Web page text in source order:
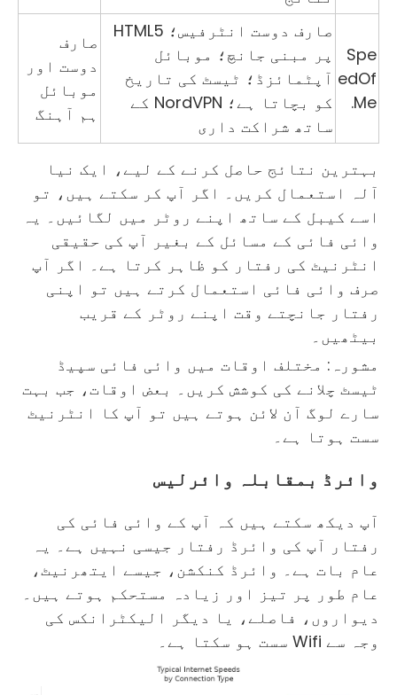
Spe
edOf
.Me
صارف دوست انٹرفیس؛ HTML5
پر مبنی جانچ؛ موبائل
آپٹمائزڈ؛ ٹیسٹ کی تاریخ
کو بچاتا ہے؛ NordVPN کے
ساتھ شراکت داری
صارف
دوست اور
موبائل
ہم آہنگ
بہترین نتائج حاصل کرنے کے لیے، ایک نیا
آلہ استعمال کریں۔ اگر آپ کر سکتے ہیں، تو
اسے کیبل کے ساتھ اپنے روٹر میں لگائیں۔ یہ
وائی فائی کے مسائل کے بغیر آپ کی حقیقی
انٹرنیٹ کی رفتار کو ظاہر کرتا ہے۔ اگر آپ
صرف وائی فائی استعمال کرتے ہیں تو اپنی
رفتار جانچتے وقت اپنے روٹر کے قریب
بیٹھیں۔
مشورہ: مختلف اوقات میں وائی فائی سپیڈ
ٹیسٹ چلانے کی کوشش کریں۔ بعض اوقات، جب بہت
سارے لوگ آن لائن ہوتے ہیں تو آپ کا انٹرنیٹ
سست ہوتا ہے۔
وائرڈ بمقابلہ وائرلیس
آپ دیکھ سکتے ہیں کہ آپ کے وائی فائی کی
رفتار آپ کی وائرڈ رفتار جیسی نہیں ہے۔ یہ
عام بات ہے۔ وائرڈ کنکشن، جیسے ایتھرنیٹ،
عام طور پر تیز اور زیادہ مستحکم ہوتے ہیں۔
دیواروں، فاصلے، یا دیگر الیکٹرانکس کی
وجہ سے Wifi سست ہو سکتا ہے۔